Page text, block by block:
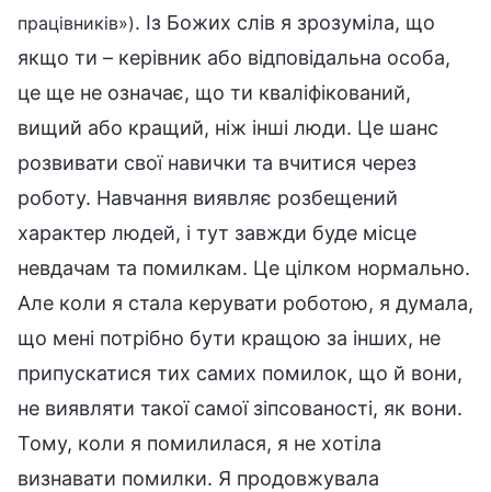
працівників»). Із Божих слів я зрозуміла, що
якщо ти – керівник або відповідальна особа,
це ще не означає, що ти кваліфікований,
вищий або кращий, ніж інші люди. Це шанс
розвивати свої навички та вчитися через
роботу. Навчання виявляє розбещений
характер людей, і тут завжди буде місце
невдачам та помилкам. Це цілком нормально.
Але коли я стала керувати роботою, я думала,
що мені потрібно бути кращою за інших, не
припускатися тих самих помилок, що й вони,
не виявляти такої самої зіпсованості, як вони.
Тому, коли я помилилася, я не хотіла
визнавати помилки. Я продовжувала